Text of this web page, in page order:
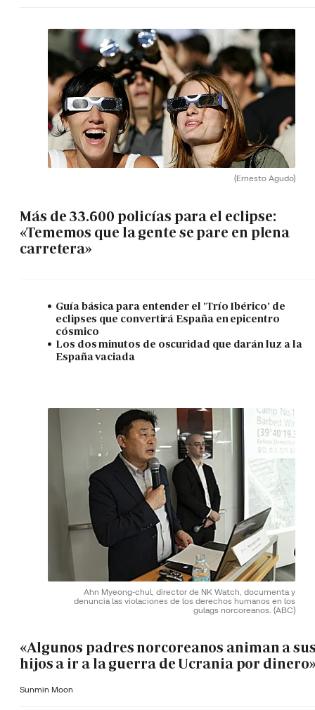
(Ernesto Agudo)
Más de 33.600 policías para el eclipse:
«Tememos que la gente se pare en plena
carretera»
Guía básica para entender el 'Trío Ibérico' de
eclipses que convertirá España en epicentro
cósmico
Los dos minutos de oscuridad que darán luz a la
España vaciada
Ahn Myeong-chul, director de NK Watch, documenta y
denuncia las violaciones de los derechos humanos en los
gulags norcoreanos. (ABC)
«Algunos padres norcoreanos animan a
hijos a ir a la guerra de Ucrania por
Sunmin Moon